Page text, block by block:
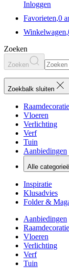
Inloggen
Favorieten,0
Winkelwagen,
Zoeken
Zoeken
Zoekbalk sluiten
Raamdecoratie
Vloeren
Verlichting
Verf
Tuin
Aanbiedingen
Alle
Inspiratie
Klusadvies
Folder &
Aanbiedingen
Raamdecoratie
Vloeren
Verlichting
Verf
Tuin